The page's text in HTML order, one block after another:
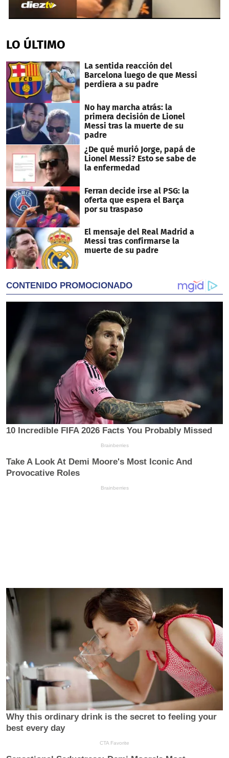
of
17
LO ÚLTIMO
La sentida reacción del
Barcelona luego de que Messi
perdiera a su padre
No hay marcha atrás: la
primera decisión de Lionel
Messi tras la muerte de su
padre
¿De qué murió Jorge, papá de
Lionel Messi? Esto se sabe de
la enfermedad
Ferran decide irse al PSG: la
oferta que espera el Barça
por su traspaso
El mensaje del Real Madrid a
Messi tras confirmarse la
muerte de su padre